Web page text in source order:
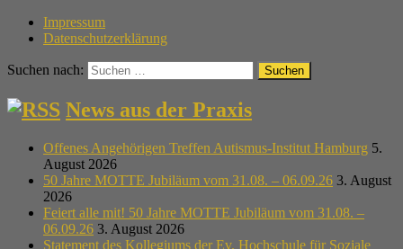
Impressum
Datenschutzerklärung
Suchen nach:
News aus der Praxis
Offenes Angehörigen Treffen Autismus-Institut Hamburg 5.
August 2026
50 Jahre MOTTE Jubiläum vom 31.08. – 06.09.26 3. August
2026
Feiert alle mit! 50 Jahre MOTTE Jubiläum vom 31.08. –
06.09.26 3. August 2026
Statement des Kollegiums der Ev. Hochschule für Soziale